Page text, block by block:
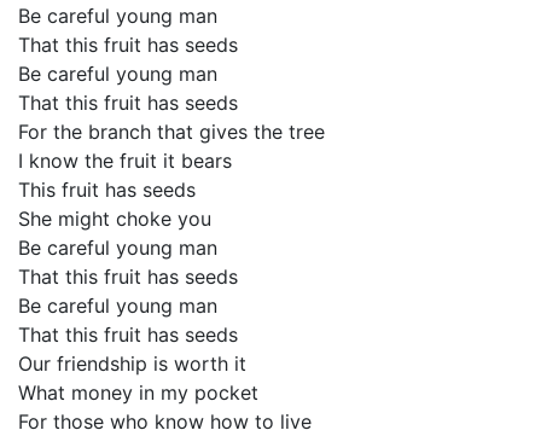
Be careful young man
That this fruit has seeds
Be careful young man
That this fruit has seeds
For the branch that gives the tree
I know the fruit it bears
This fruit has seeds
She might choke you
Be careful young man
That this fruit has seeds
Be careful young man
That this fruit has seeds
Our friendship is worth it
What money in my pocket
For those who know how to live